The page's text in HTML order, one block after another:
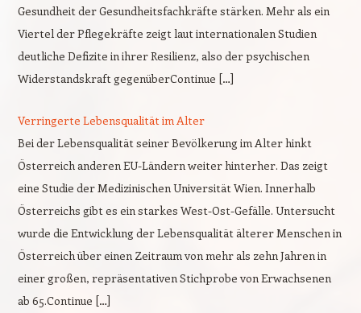
Gesundheit der Gesundheitsfachkräfte stärken. Mehr als ein
Viertel der Pflegekräfte zeigt laut internationalen Studien
deutliche Defizite in ihrer Resilienz, also der psychischen
Widerstandskraft gegenüberContinue […]
Verringerte Lebensqualität im Alter
Bei der Lebensqualität seiner Bevölkerung im Alter hinkt
Österreich anderen EU-Ländern weiter hinterher. Das zeigt
eine Studie der Medizinischen Universität Wien. Innerhalb
Österreichs gibt es ein starkes West-Ost-Gefälle. Untersucht
wurde die Entwicklung der Lebensqualität älterer Menschen in
Österreich über einen Zeitraum von mehr als zehn Jahren in
einer großen, repräsentativen Stichprobe von Erwachsenen
ab 65.Continue […]